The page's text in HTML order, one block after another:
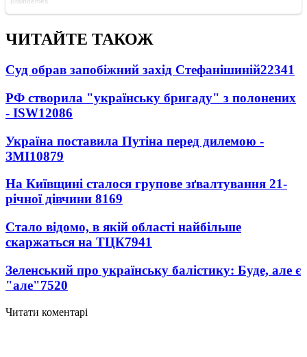
ЧИТАЙТЕ ТАКОЖ
Суд обрав запобіжний захід Стефанішиній22341
РФ створила "українську бригаду" з полонених
- ISW12086
Україна поставила Путіна перед дилемою -
ЗМІ10879
На Київщині сталося групове зґвалтування 21-
річної дівчини 8169
Стало відомо, в якій області найбільше
скаржаться на ТЦК7941
Зеленський про українську балістику: Буде, але є
"але"7520
Читати коментарі